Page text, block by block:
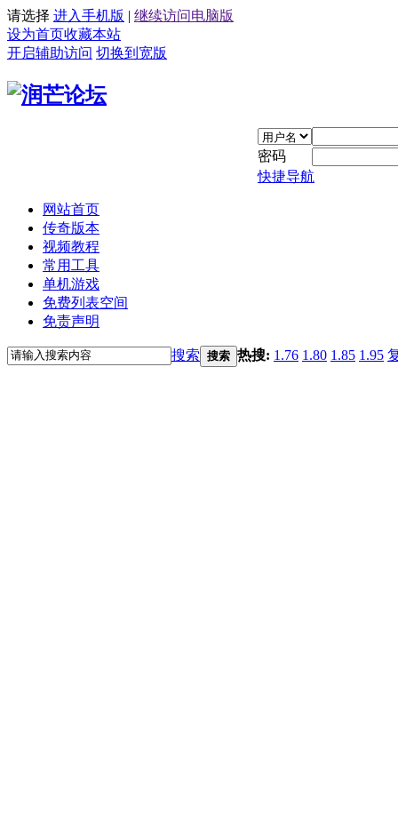
请选择 进入手机版 | 继续访问电脑版
设为首页收藏本站
开启辅助访问 切换到宽版
密码
快捷导航
网站首页
传奇版本
视频教程
常用工具
单机游戏
免费列表空间
免责声明
搜索 搜索 热搜: 1.76 1.80 1.85 1.95